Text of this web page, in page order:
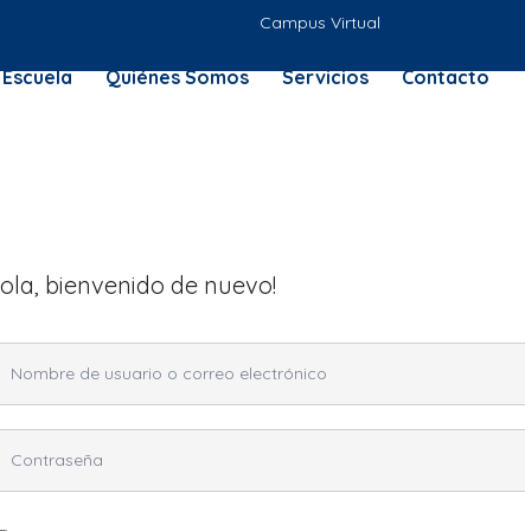
Campus Virtual
Escuela Quiénes Somos Servicios Contacto
bienvenido de nuevo!